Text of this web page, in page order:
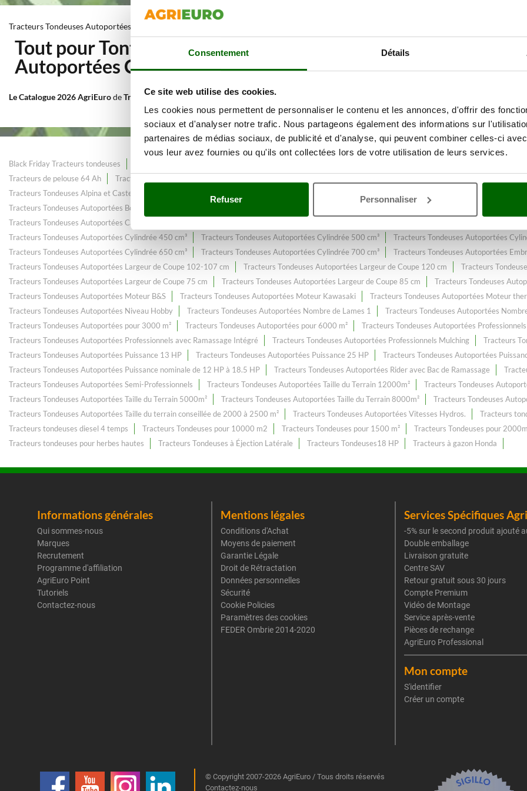
Consentement Détails
Ce site web utilise des cookies.
Les cookies nous permettent de personnaliser le contenu et les annonces, d'offrir des
sociaux et d'analyser notre trafic. Nous partageons également des informations sur
partenaires de médias sociaux, de publicité et d'analyse, qui peuvent combiner celles-ci
vous leur avez fournies ou qu'ils ont collectées lors de votre utilisation de leurs services.
Refuser Personnaliser
Tracteurs Tondeuses Autoportées Cylindrée 400 cm³
Tout pour Tonte et entretien du jardin Avec une gamme de
Autoportées Cylindrée 400 cm³au meilleur prix web.
Le Catalogue 2026 AgriEurodeTracteurs Tondeuses Autoportées Cylindrée 400 cm³
Black Friday Tracteurs tondeuses
Tracteurs de pelouse 64 Ah
Tracteurs de pelouse avec tension de batterie 48V
Tracteurs Tondeuses Alpina et Castelgarden | Promotion de Printemps - Été
Tracteurs Tondeuses Autoportées Boîte Automatique
Tracteurs Tondeuses Autoportées Carrosserie en Plastique
Tracteurs Tondeuses Autoportées Cylindrée 450 cm³
Tracteurs Tondeuses Autoportées Cylindrée 500 cm³ Tracteurs Tondeuses Autoportées
Tracteurs Tondeuses Autoportées Cylindrée 650 cm³
Tracteurs Tondeuses Autoportées Cylindrée 700 cm³
Tracteurs Tondeuses Autoportées
Tracteurs Tondeuses Autoportées Largeur de Coupe 102-107 cm
Tracteurs Tondeuses Autoportées Largeur de Coupe 120 cm
Tracteurs
Tracteurs Tondeuses Autoportées Largeur de Coupe 75 cm
Tracteurs Tondeuses Autoportées Largeur de Coupe 85 cm
Tracteurs Tondeuses
Tracteurs Tondeuses Autoportées Moteur B&S
Tracteurs Tondeuses Autoportées Moteur Kawasaki Tracteurs Tondeuses Autoportées Moteur
Tracteurs Tondeuses Autoportées Niveau Hobby
Tracteurs Tondeuses Autoportées Nombre de Lames 1 Tracteurs Tondeuses Autoportées
Tracteurs Tondeuses Autoportées pour 3000 m²
Tracteurs Tondeuses Autoportées pour 6000 m²
Tracteurs Tondeuses Autoportées Professionnels
Tracteurs Tondeuses Autoportées Professionnels avec Ramassage Intégré
Tracteurs Tondeuses Autoportées Professionnels Mulching
Tracteurs
Tracteurs Tondeuses Autoportées Puissance 13 HP
Tracteurs Tondeuses Autoportées Puissance 25 HP Tracteurs Tondeuses Autoportées
Tracteurs Tondeuses Autoportées Puissance nominale de 12 HP à 18.5 HP
Tracteurs Tondeuses Autoportées Rider avec Bac de Ramassage
Tracteurs Tondeuses Autoportées Semi-Professionnels
Tracteurs Tondeuses Autoportées Taille du Terrain 12000m²
Tracteurs Tondeuses
Tracteurs Tondeuses Autoportées Taille du Terrain 5000m²
Tracteurs Tondeuses Autoportées Taille du Terrain 8000m²
Tracteurs Tondeuses
Tracteurs Tondeuses Autoportées Taille du terrain conseillée de 2000 à 2500 m²
Tracteurs Tondeuses Autoportées Vitesses Hydros. Tracteurs
Tracteurs tondeuses diesel 4 temps
Tracteurs Tondeuses pour 10000 m2 Tracteurs Tondeuses pour 1500 m² Tracteurs Tondeuses pour
Tracteurs tondeuses pour herbes hautes
Tracteurs Tondeuses à Éjection Latérale Tracteurs Tondeuses18 HP Tracteurs à gazon Honda
Informations générales
Qui sommes-nous
Marques
Recrutement
Programme d'affiliation
AgriEuro Point
Tutoriels
Contactez-nous
Mentions légales
Conditions d'Achat
Moyens de paiement
Garantie Légale
Droit de Rétractation
Données personnelles
Sécurité
Cookie Policies
Paramètres des cookies
FEDER Ombrie 2014-2020
Services Spécifiques
-5% sur le second produit ajouté
Double emballage
Livraison gratuite
Centre SAV
Retour gratuit sous 30 jours
Compte Premium
Vidéo de Montage
Service après-vente
Pièces de rechange
AgriEuro Professional
Mon compte
S'identifier
Créer un compte
© Copyright 2007-2026 AgriEuro / Tous droits réservés
Contactez-nous